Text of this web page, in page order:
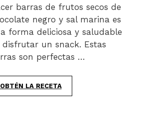
barras de frutos secos de
negro y sal marina es
forma deliciosa y saludable
disfrutar un snack. Estas
son perfectas …
OBTÉN LA RECETA